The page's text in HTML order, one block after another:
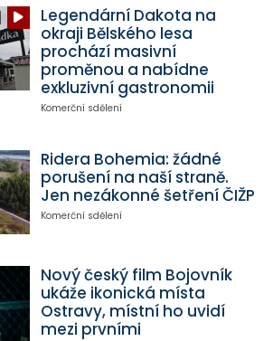
Legendární Dakota na
okraji Bělského lesa
prochází masivní
proměnou a nabídne
exkluzivní gastronomii
Komerční sdělení
Ridera Bohemia: žádné
porušení na naší straně.
Jen nezákonné šetření ČIŽP
Komerční sdělení
Nový český film Bojovník
ukáže ikonická místa
Ostravy, místní ho uvidí
mezi prvními